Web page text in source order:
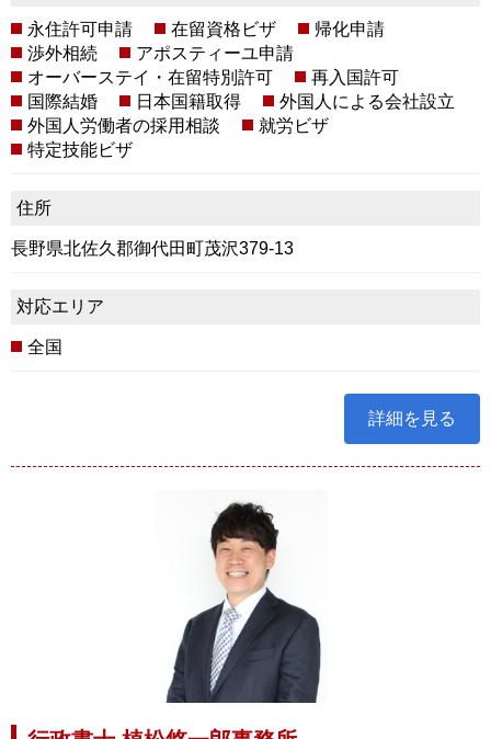
永住許可申請 在留資格ビザ
帰化申請
渉外相続
アポスティーユ申請
オーバーステイ・在留特別許可
再入国許可
国際結婚
日本国籍取得
外国人による会社設立
外国人労働者の採用相談
就労ビザ
特定技能ビザ
住所
長野県北佐久郡御代田町茂沢379-13
対応エリア
全国
詳細を見る